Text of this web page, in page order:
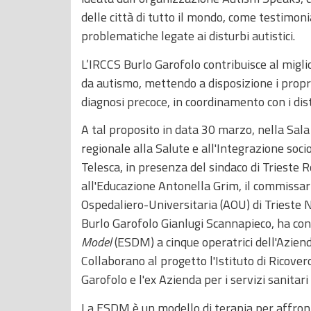
delle città di tutto il mondo, come
problematiche legate ai disturbi autistici.
L’IRCCS Burlo Garofolo contribuisce al
da autismo, mettendo a disposizione i
diagnosi precoce, in coordinamento con i
A tal proposito in data 30 marzo, nella
regionale alla Salute e all'Integrazione
Telesca, in presenza del sindaco di Trieste
all'Educazione Antonella Grim, il
Ospedaliero-Universitaria (AOU) di Trieste
Burlo Garofolo Gianlugi Scannapieco, ha
Model(ESDM) a cinque operatrici
Collaborano al progetto l'Istituto di
Garofolo e l'ex Azienda per i servizi